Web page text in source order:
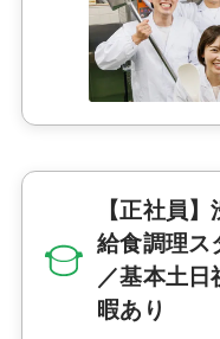
【正社員
給食調理
／基本土
暇あり